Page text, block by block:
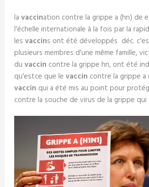
la vaccination contre la grippe a (hn) de
l'échelle internationale à la fois par la
les vaccins ont été développés déc.
plusieurs membres d'une même famille,
du vaccin contre la grippe hn, ont été
qu'estce que le vaccin contre la grippe a
vaccin qui a été mis au point pour
contre la souche de virus de la grippe qui